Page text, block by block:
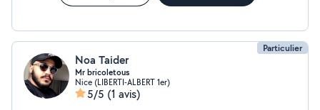
Particulier
Noa Taider
Mr bricoletous
Nice (LIBERTI-ALBERT 1er)
5/5 (1 avis)